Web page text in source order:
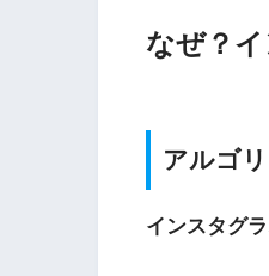
なぜ？
アルゴ
インスタグ